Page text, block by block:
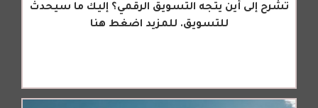
تشرح إلى أين يتجه التسويق الرقمي؟ إليك ما سيحدث
للتسويق. للمزيد اضغط هنا